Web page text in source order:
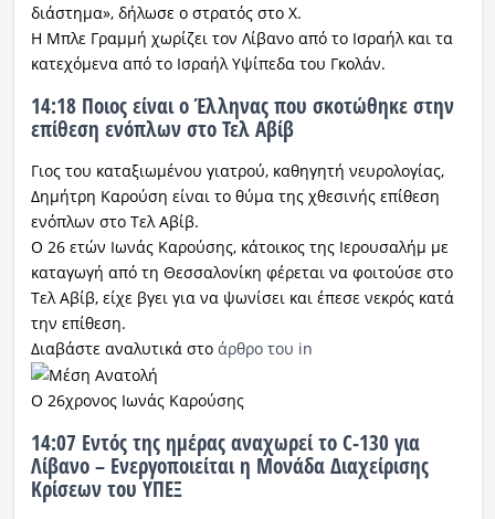
διάστημα», δήλωσε ο στρατός στο Χ.
Η Μπλε Γραμμή χωρίζει τον Λίβανο από το Ισραήλ και τα
κατεχόμενα από το Ισραήλ Υψίπεδα του Γκολάν.
14:18 Ποιος είναι ο Έλληνας που σκοτώθηκε στην
επίθεση ενόπλων στο Τελ Αβίβ
Γιος του καταξιωμένου γιατρού, καθηγητή νευρολογίας,
Δημήτρη Καρούση είναι το θύμα της χθεσινής επίθεση
ενόπλων στο Τελ Αβίβ.
Ο 26 ετών Ιωνάς Καρούσης, κάτοικος της Ιερουσαλήμ με
καταγωγή από τη Θεσσαλονίκη φέρεται να φοιτούσε στο
Τελ Αβίβ, είχε βγει για να ψωνίσει και έπεσε νεκρός κατά
την επίθεση.
Διαβάστε αναλυτικά στο άρθρο του in
Ο 26χρονος Ιωνάς Καρούσης
14:07 Εντός της ημέρας αναχωρεί το C-130 για
Λίβανο – Ενεργοποιείται η Μονάδα Διαχείρισης
Κρίσεων του ΥΠΕΞ